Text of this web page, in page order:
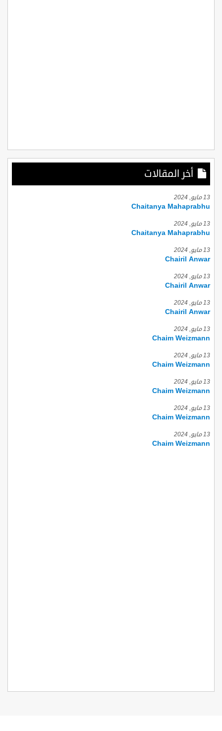
أخر المقالات
13 مايو, 2024
Chaitanya Mahaprabhu
13 مايو, 2024
Chaitanya Mahaprabhu
13 مايو, 2024
Chairil Anwar
13 مايو, 2024
Chairil Anwar
13 مايو, 2024
Chairil Anwar
13 مايو, 2024
Chaim Weizmann
13 مايو, 2024
Chaim Weizmann
13 مايو, 2024
Chaim Weizmann
13 مايو, 2024
Chaim Weizmann
13 مايو, 2024
Chaim Weizmann